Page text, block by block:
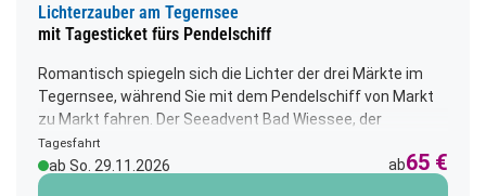
Lichterzauber am Tegernsee
mit Tagesticket fürs Pendelschiff
Romantisch spiegeln sich die Lichter der drei Märkte im
Tegernsee, während Sie mit dem Pendelschiff von Markt
zu Markt fahren. Der Seeadvent Bad Wiessee, der
Rottacher Seeadvent und der Weihnachtliche
Schlossmarkt Tegernsee laden Sie zum Schlendern und
Schlemmen ein. Der Duft von Glühwein, Raclette und
Tagesfahrt
ab So. 29.11.2026 ab65 €